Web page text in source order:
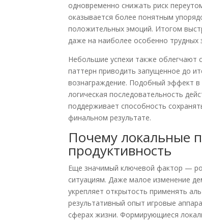
одновременно снижать риск
оказывается более понятным
положительных эмоций. Итогом
даже на наиболее особенно трудных
Небольшие успехи также облегчают
паттерн приводить запущенное до
вознаграждение. Подобный эффект в
логическая последовательность
поддерживает способность
финальном результате.
Почему локальные
продуктивность
Еще значимый ключевой фактор —
ситуациям. Даже малое изменение
укрепляет открытость применять
результативный опыт игровые
сферах жизни. Формирующиеся